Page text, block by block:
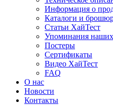
Информация о
Каталоги и
Статьи ХайТест
Упоминания
Постеры
Сертификаты
Видео ХайТест
FAQ
О нас
Новости
Контакты